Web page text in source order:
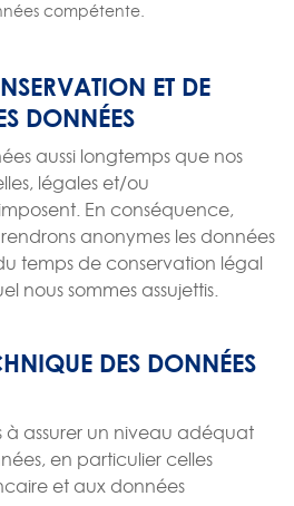
compétente.
ET DE
DONNÉES
aussi longtemps que nos
légales et/ou
En conséquence,
anonymes les données
temps de conservation légal
nous sommes assujettis.
DES DONNÉES
à assurer un niveau adéquat
en particulier celles
et aux données